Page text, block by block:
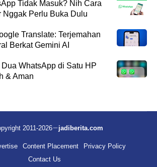
Tidak Masuk? Nih Cara
Nggak Perlu Buka Dulu
Translate: Terjemahan
Berkat Gemini AI
WhatsApp di Satu HP
& Aman
2011-2026 jadiberita.com
Content Placement
Privacy Policy
Contact Us